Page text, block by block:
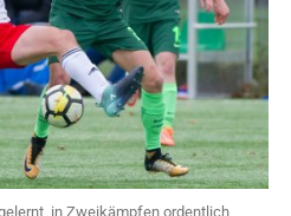
in Zweikämpfen ordentlich